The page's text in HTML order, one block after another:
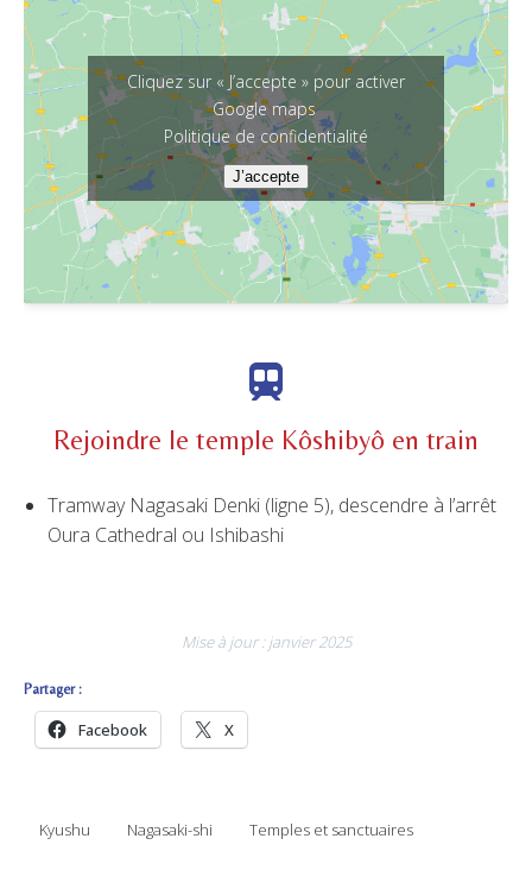
Cliquez sur « J’accepte » pour activer
Google maps
Politique de confidentialité
J’accepte
Rejoindre le temple Kôshibyô en train
Tramway Nagasaki Denki (ligne 5), descendre à l’arrêt
Oura Cathedral ou Ishibashi
Mise à jour : janvier 2025
Partager :
Facebook X
Kyushu Nagasaki-shi Temples et sanctuaires